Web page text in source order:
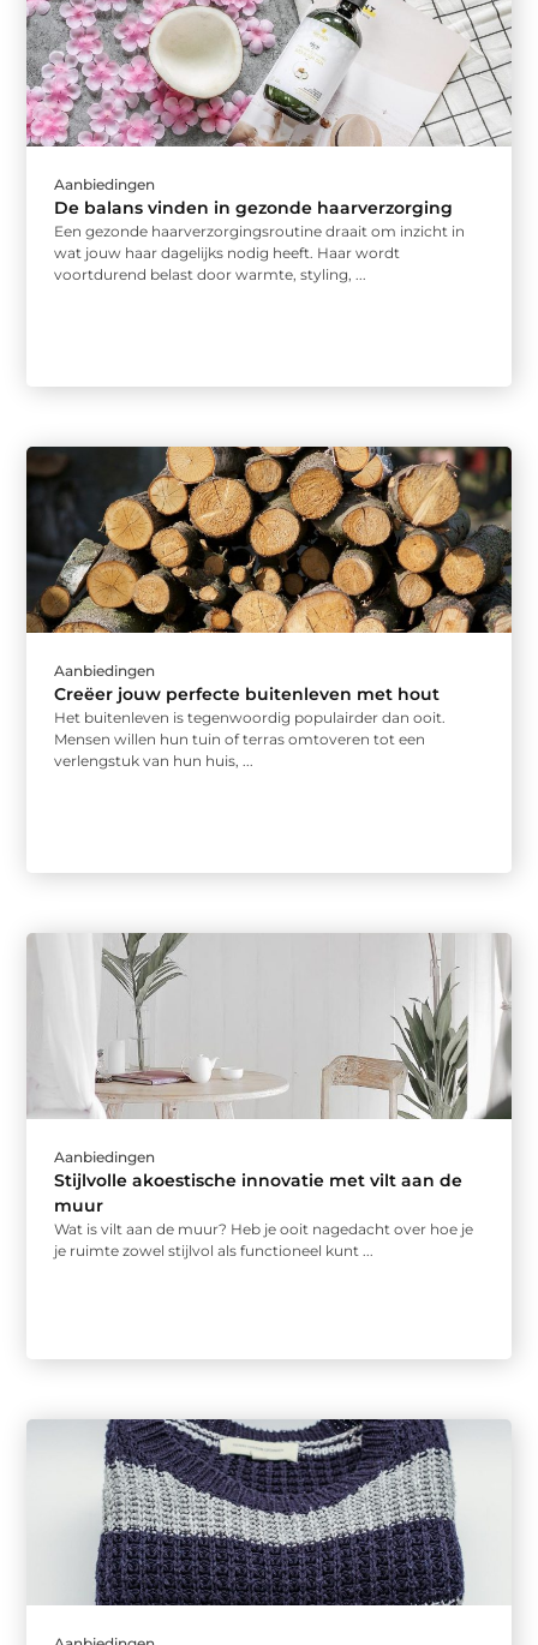
Aanbiedingen
De balans vinden in gezonde haarverzorging
Een gezonde haarverzorgingsroutine draait om inzicht in
wat jouw haar dagelijks nodig heeft. Haar wordt
voortdurend belast door warmte, styling, ...
Aanbiedingen
Creëer jouw perfecte buitenleven met hout
Het buitenleven is tegenwoordig populairder dan ooit.
Mensen willen hun tuin of terras omtoveren tot een
verlengstuk van hun huis, ...
Aanbiedingen
Stijlvolle akoestische innovatie met vilt aan de
muur
Wat is vilt aan de muur? Heb je ooit nagedacht over hoe je
je ruimte zowel stijlvol als functioneel kunt ...